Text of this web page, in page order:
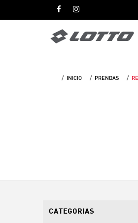
INICIO PRENDAS
CATEGORIAS